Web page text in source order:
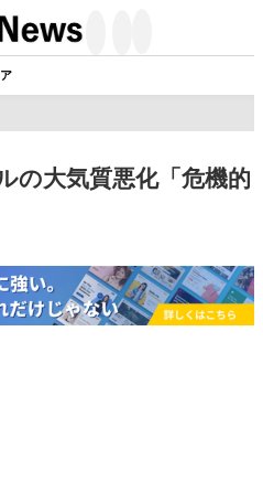
の大気質悪化「危機的